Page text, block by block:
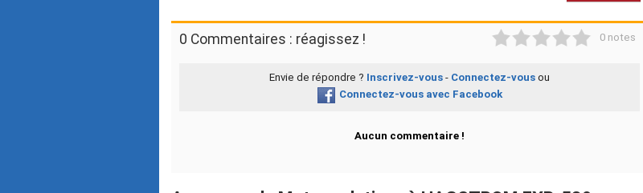
0 Commentaires : réagissez ! 0 notes
Envie de répondre ? Inscrivez-vous - Connectez-vous ou
Connectez-vous avec Facebook
Aucun commentaire !